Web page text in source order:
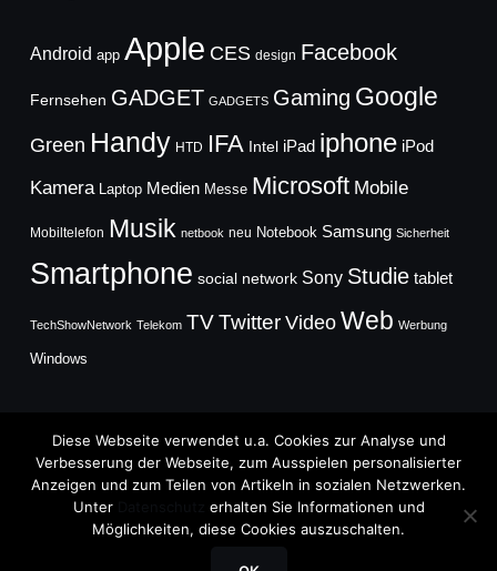
Android app Apple CES design Facebook
Fernsehen GADGET GADGETS Gaming Google
Green Handy HTD IFA Intel iPad iphone iPod
Kamera Laptop Medien Messe Microsoft Mobile
Mobiltelefon Musik netbook neu Notebook Samsung Sicherheit
Smartphone social network Sony Studie tablet
TechShowNetwork Telekom TVTwitter Video Web Werbung
Windows
Copyright © 2026
TechFieber Blog
Diese Webseite verwendet u.a. Cookies zur Analyse und
Verbesserung der Webseite, zum Ausspielen personalisierter
Anzeigen und zum Teilen von Artikeln in sozialen Netzwerken.
Unter
erhalten Sie Informationen und
Möglichkeiten, diese Cookies auszuschalten.